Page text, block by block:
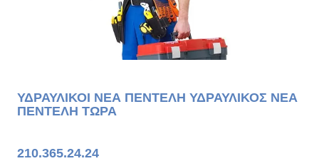
ΥΔΡΑΥΛΙΚΟΙ ΝΕΑ ΠΕΝΤΕΛΗ ΥΔΡΑΥΛΙΚΟΣ ΝΕΑ
ΠΕΝΤΕΛΗ ΤΩΡΑ
210.365.24.24